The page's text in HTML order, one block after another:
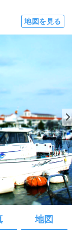
地図を見る
地図